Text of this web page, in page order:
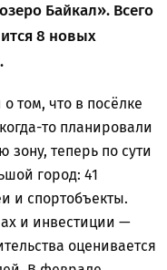
Байкал». Всего
8 новых
том, что в посёлке
то планировали
зону, теперь по сути
город: 41
и спортобъекты.
и инвестиции —
оценивается